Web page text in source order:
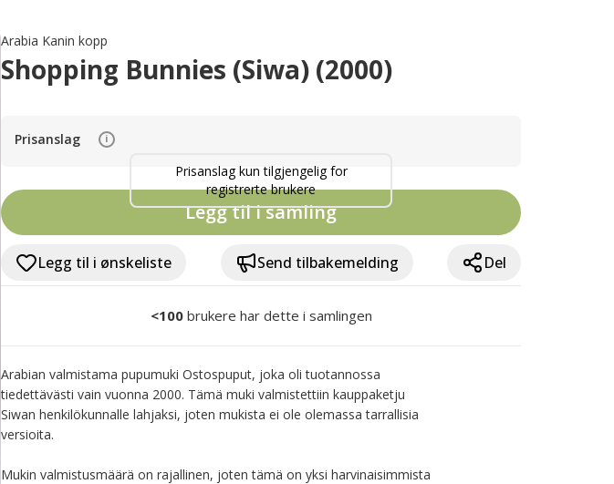
Arabia Kanin kopp
Shopping Bunnies (Siwa) (2000)
Prisanslag i
Prisanslag kun tilgjengelig for
registrerte brukere
Legg til i samling
Legg til i ønskeliste Send tilbakemelding Del
<100 brukere har dette i samlingen
Arabian valmistama pupumuki Ostospuput, joka oli tuotannossa
tiedettävästi vain vuonna 2000. Tämä muki valmistettiin kauppaketju
Siwan henkilökunnalle lahjaksi, joten mukista ei ole olemassa tarrallisia
versioita.
Mukin valmistusmäärä on rajallinen, joten tämä on yksi harvinaisimmista